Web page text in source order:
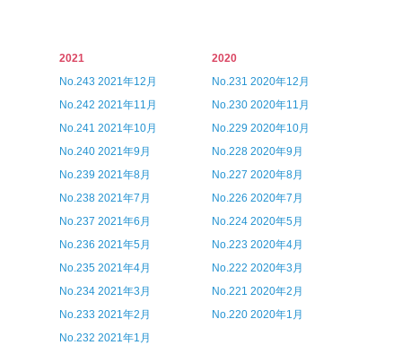
2021
No.243 2021年12月
No.242 2021年11月
No.241 2021年10月
No.240 2021年9月
No.239 2021年8月
No.238 2021年7月
No.237 2021年6月
No.236 2021年5月
No.235 2021年4月
No.234 2021年3月
No.233 2021年2月
No.232 2021年1月
2020
No.231 2020年12月
No.230 2020年11月
No.229 2020年10月
No.228 2020年9月
No.227 2020年8月
No.226 2020年7月
No.224 2020年5月
No.223 2020年4月
No.222 2020年3月
No.221 2020年2月
No.220 2020年1月